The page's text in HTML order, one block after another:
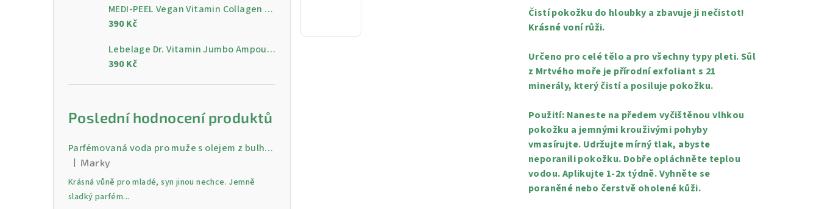
MEDI-PEEL Vegan Vitamin Collagen Clear, 300 ml
390 Kč
Lebelage Dr. Vitamin Jumbo Ampoule, gelový krém, 250 ml
390 Kč
Poslední hodnocení produktů
Parfémovaná voda pro muže s olejem z bulharské růži Gold 30 ml
Hodnocení produktu je 5 z 5 hvězdiček.
Marky
Krásná vůně pro mladé, syn jinou nechce. Jemně
sladký parfém...
z
5
Čistí pokožku do hloubky a zbavuje ji nečistot!
Krásné voní růži.
Určeno pro celé tělo a pro všechny typy pleti. Sůl
z Mrtvého moře je přírodní exfoliant s 21
minerály, který čistí a posiluje pokožku.
Použití: Naneste na předem vyčištěnou vlhkou
pokožku a jemnými krouživými pohyby
vmasírujte. Udržujte mírný tlak, abyste
neporanili pokožku. Dobře opláchněte teplou
vodou. Aplikujte 1-2x týdně. Vyhněte se
poraněné nebo čerstvě oholené kůži.